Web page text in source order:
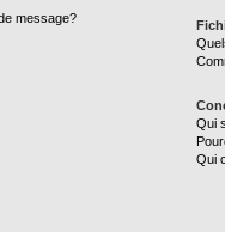
message?
Qui
Qui